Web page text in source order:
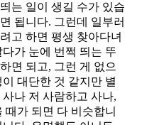
는 일이 생길 수가 있습
됩니다. 그런데 일부러
고 하면 평생 찾아다녀
가 눈에 번쩍 띄는 뚜
면 되고, 그런 게 없으
대단한 것 같지만 별
나 저 사람하고 사나,
때가 되면 다 비슷합니